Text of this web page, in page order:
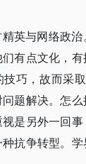
英与网络政
有点文化，
巧，故而采
题解决。怎
是另外一回
抗争转型。